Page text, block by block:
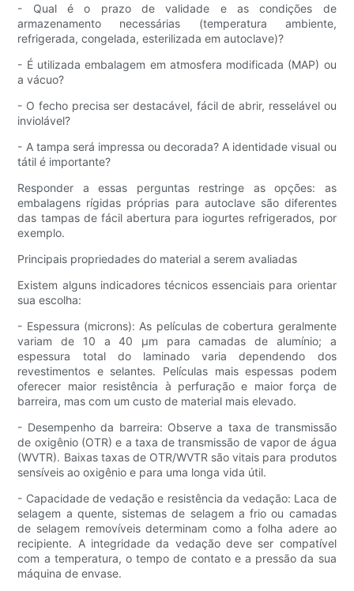
- Qual é o prazo de validade e as condições de
armazenamento necessárias (temperatura ambiente,
refrigerada, congelada, esterilizada em autoclave)?
- É utilizada embalagem em atmosfera modificada (MAP) ou
a vácuo?
- O fecho precisa ser destacável, fácil de abrir, resselável ou
inviolável?
- A tampa será impressa ou decorada? A identidade visual ou
tátil é importante?
Responder a essas perguntas restringe as opções: as
embalagens rígidas próprias para autoclave são diferentes
das tampas de fácil abertura para iogurtes refrigerados, por
exemplo.
Principais propriedades do material a serem avaliadas
Existem alguns indicadores técnicos essenciais para orientar
sua escolha:
- Espessura (microns): As películas de cobertura geralmente
variam de 10 a 40 µm para camadas de alumínio; a
espessura total do laminado varia dependendo dos
revestimentos e selantes. Películas mais espessas podem
oferecer maior resistência à perfuração e maior força de
barreira, mas com um custo de material mais elevado.
- Desempenho da barreira: Observe a taxa de transmissão
de oxigênio (OTR) e a taxa de transmissão de vapor de água
(WVTR). Baixas taxas de OTR/WVTR são vitais para produtos
sensíveis ao oxigênio e para uma longa vida útil.
- Capacidade de vedação e resistência da vedação: Laca de
selagem a quente, sistemas de selagem a frio ou camadas
de selagem removíveis determinam como a folha adere ao
recipiente. A integridade da vedação deve ser compatível
com a temperatura, o tempo de contato e a pressão da sua
máquina de envase.